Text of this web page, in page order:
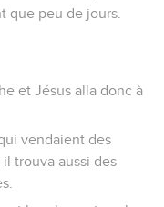
que peu de jours.
et Jésus alla donc à
vendaient des
trouva aussi des